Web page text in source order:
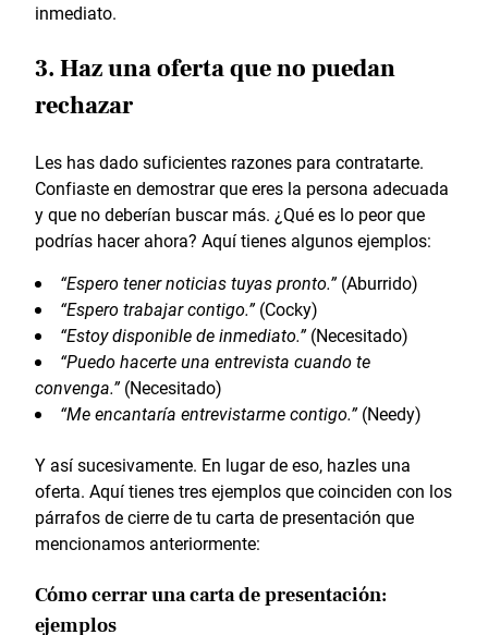
inmediato.
3. Haz una oferta que no puedan
rechazar
Les has dado suficientes razones para contratarte.
Confiaste en demostrar que eres la persona adecuada
y que no deberían buscar más. ¿Qué es lo peor que
podrías hacer ahora? Aquí tienes algunos ejemplos:
“Espero tener noticias tuyas pronto.”(Aburrido)
“Espero trabajar contigo.”(Cocky)
“Estoy disponible de inmediato.”(Necesitado)
“Puedo hacerte una entrevista cuando te
convenga.”(Necesitado)
“Me encantaría entrevistarme contigo.”(Needy)
Y así sucesivamente. En lugar de eso, hazles una
oferta. Aquí tienes tres ejemplos que coinciden con los
párrafos de cierre de tu carta de presentación que
mencionamos anteriormente:
Cómo cerrar una carta de presentación:
ejemplos